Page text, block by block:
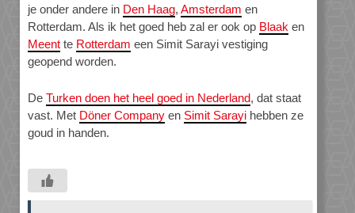
je onder andere in Den Haag, Amsterdam en
Rotterdam. Als ik het goed heb zal er ook op Blaak en
Meent te Rotterdam een Simit Sarayi vestiging
geopend worden.
De Turken doen het heel goed in Nederland, dat staat
vast. Met Döner Company en Simit Sarayi hebben ze
goud in handen.